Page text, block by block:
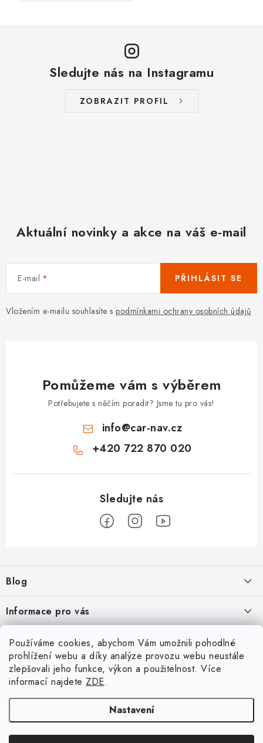
Používáme cookies, abychom Vám umožnili pohodlné
prohlížení webu a díky analýze provozu webu neustále
zlepšovali jeho funkce, výkon a použitelnost. Více
informací najdete ZDE.
Nastavení
Sledujte nás na Instagramu
ZOBRAZIT PROFIL
Aktuální novinky a akce na váš e-mail
E-mail
Vložením e-mailu souhlasíte s podmínkami ochrany osobních údajů
PŘIHLÁSIT SE
Pomůžeme vám s výběrem
Potřebujete s něčím poradit? Jsme tu pro vás!
info@car-nav.cz
+420 722 870 020
p
a
t
Blog
Škoad Karoq - Škoda Amundsen MIB3 aktualizace map a kódování
VW Passat 3G (B8) FL - bezdrátový App-Connect VW Discover
Media MIB3
Informace pro vás
Podmínky ochrany osobních údajů
Obchodní podmínky
Moje objednávka
Kontakty
Facebook
Přihlášení
Copyright 2026CAR-NAV.cz. Všechna práva vyhrazena.Upravit nastavení